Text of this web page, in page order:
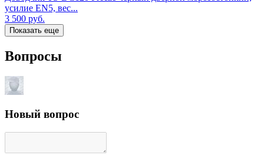
усилие EN5, вес...
3 500 руб.
Показать еще
Вопросы
Новый вопрос